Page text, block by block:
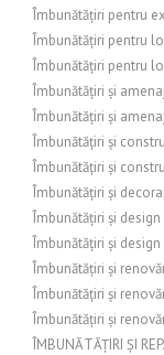
Îmbunătățiri pentru
Îmbunătățiri pentru
Îmbunătățiri pentru
Îmbunătățiri și
Îmbunătățiri și
Îmbunătățiri și
Îmbunătățiri și
Îmbunătățiri și
Îmbunătățiri și
Îmbunătățiri și
Îmbunătățiri și
Îmbunătățiri și
Îmbunătățiri și
ÎMBUNĂTĂȚIRI ȘI